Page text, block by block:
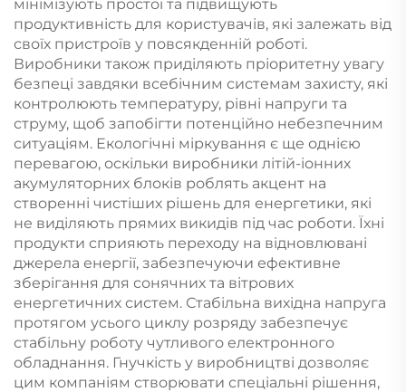
мінімізують простої та підвищують
продуктивність для користувачів, які залежать від
своїх пристроїв у повсякденній роботі.
Виробники також приділяють пріоритетну увагу
безпеці завдяки всебічним системам захисту, які
контролюють температуру, рівні напруги та
струму, щоб запобігти потенційно небезпечним
ситуаціям. Екологічні міркування є ще однією
перевагою, оскільки виробники літій-іонних
акумуляторних блоків роблять акцент на
створенні чистіших рішень для енергетики, які
не виділяють прямих викидів під час роботи. Їхні
продукти сприяють переходу на відновлювані
джерела енергії, забезпечуючи ефективне
зберігання для сонячних та вітрових
енергетичних систем. Стабільна вихідна напруга
протягом усього циклу розряду забезпечує
стабільну роботу чутливого електронного
обладнання. Гнучкість у виробництві дозволяє
цим компаніям створювати спеціальні рішення,